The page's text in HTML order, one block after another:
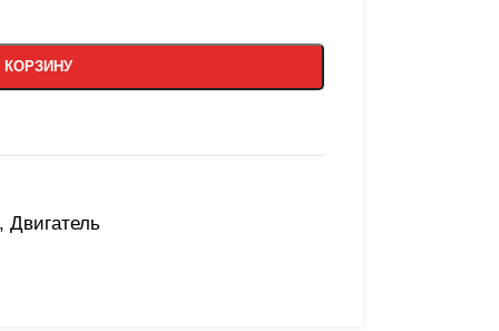
КОРЗИНУ
Двигатель